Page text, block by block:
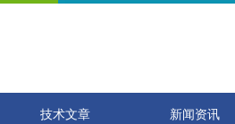
技术文章 新闻资讯